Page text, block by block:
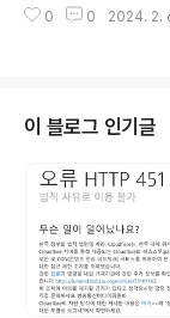
및 향상된 에너지 효율
높아지면서 애플의 팬들
요, 거먼은 이번 신제품
측했습니다. 이는 이전
이전보다 약 2개월 앞당
처음으로 두 가지 크기
성이 높습니다. 최근
며, M2 칩 대비 성능..
0 0 2024. 2.
이 블로그 인기글